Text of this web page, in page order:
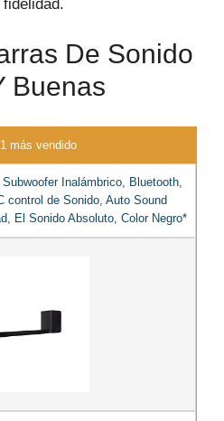
De Sonido
Buenas
más vendido
Inalámbrico, Bluetooth,
control de Sonido, Auto Sound
El Sonido Absoluto, Color Negro*